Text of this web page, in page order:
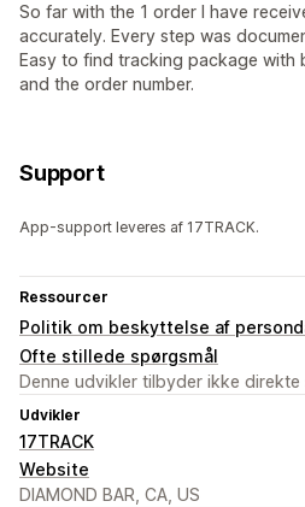
So far with the 1 order I have
accurately. Every step was
Easy to find tracking package with
and the order number.
Support
App-support leveres af 17TRACK.
Ressourcer
Politik om beskyttelse af
Ofte stillede spørgsmål
Denne udvikler tilbyder ikke
Udvikler
17TRACK
Website
DIAMOND BAR, CA, US